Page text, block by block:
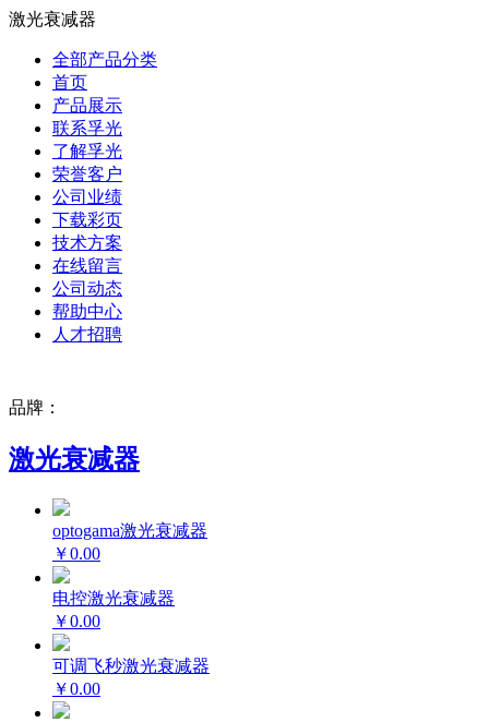
激光衰减器
全部产品分类
首页
产品展示
联系孚光
了解孚光
荣誉客户
公司业绩
下载彩页
技术方案
在线留言
公司动态
帮助中心
人才招聘
品牌：
激光衰减器
optogama激光衰减器
￥0.00
电控激光衰减器
￥0.00
可调飞秒激光衰减器
￥0.00